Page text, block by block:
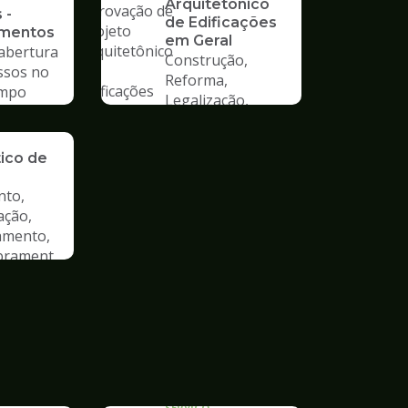
-
no
Arquitetônico
de Edificações
em Geral
Construção,
Reforma,
Legalização,
de